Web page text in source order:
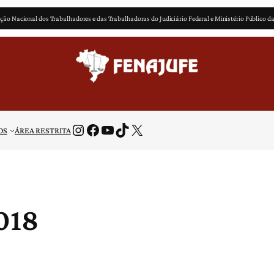
Nacional dos Trabalhadores e das Trabalhadoras do Judiciário Federal e Ministério Público
ÁREA RESTRITAInstagram Facebook Youtube TikTok X